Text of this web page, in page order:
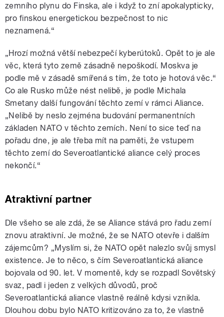
zemního plynu do Finska, ale i když to zní apokalypticky,
pro finskou energetickou bezpečnost to nic
neznamená.“
„Hrozí možná větší nebezpečí kyberútoků. Opět to je ale
věc, která tyto země zásadně nepoškodí. Moskva je
podle mě v zásadě smířená s tím, že toto je hotová věc.“
Co ale Rusko může nést nelibě, je podle Michala
Smetany další fungování těchto zemí v rámci Aliance.
„Nelibě by neslo zejména budování permanentních
základen NATO v těchto zemích. Není to sice teď na
pořadu dne, je ale třeba mít na paměti, že vstupem
těchto zemí do Severoatlantické aliance celý proces
nekončí.“
Atraktivní partner
Dle všeho se ale zdá, že se Aliance stává pro řadu zemí
znovu atraktivní. Je možné, že se NATO otevře i dalším
zájemcům? „Myslím si, že NATO opět nalezlo svůj smysl
existence. Je to něco, s čím Severoatlantická aliance
bojovala od 90. let. V momentě, kdy se rozpadl Sovětský
svaz, padl i jeden z velkých důvodů, proč
Severoatlantická aliance vlastně reálně kdysi vznikla.
Dlouhou dobu bylo NATO kritizováno za to, že vlastně